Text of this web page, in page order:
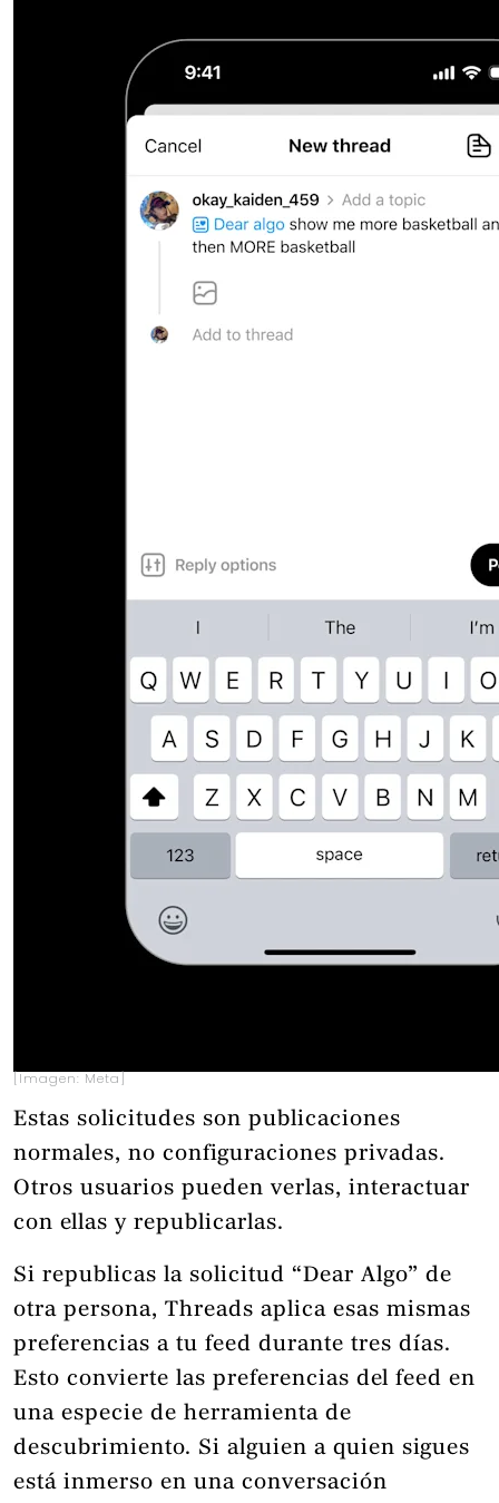
[Imagen: Meta]
Estas solicitudes son publicaciones
normales, no configuraciones privadas.
Otros usuarios pueden verlas, interactuar
con ellas y republicarlas.
Si republicas la solicitud “Dear Algo” de
otra persona, Threads aplica esas mismas
preferencias a tu feed durante tres días.
Esto convierte las preferencias del feed en
una especie de herramienta de
descubrimiento. Si alguien a quien sigues
está inmerso en una conversación